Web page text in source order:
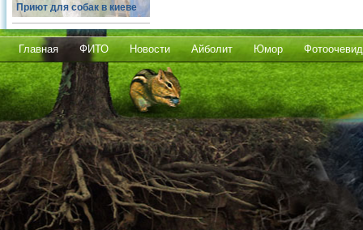
Приют для собак в киеве
Главная ФИТО Новости Айболит Юмор